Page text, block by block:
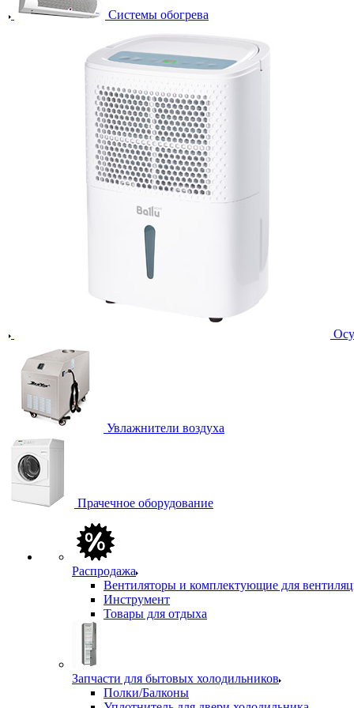
Системы обогрева
Увлажнители воздуха
Прачечное оборудование
Распродажа
Вентиляторы и комплектующие для
Инструмент
Товары для отдыха
Запчасти для бытовых холодильников
Полки/Балконы